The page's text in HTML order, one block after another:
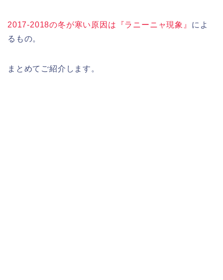
2017-2018の冬が寒い原因は『ラニーニャ現象』 によ
るもの。
まとめてご紹介します。